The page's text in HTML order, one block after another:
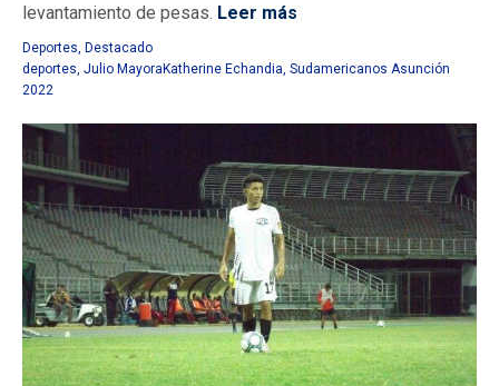
levantamiento de pesas. Leer más
Deportes, Destacado
deportes, Julio MayoraKatherine Echandia, Sudamericanos Asunción
2022